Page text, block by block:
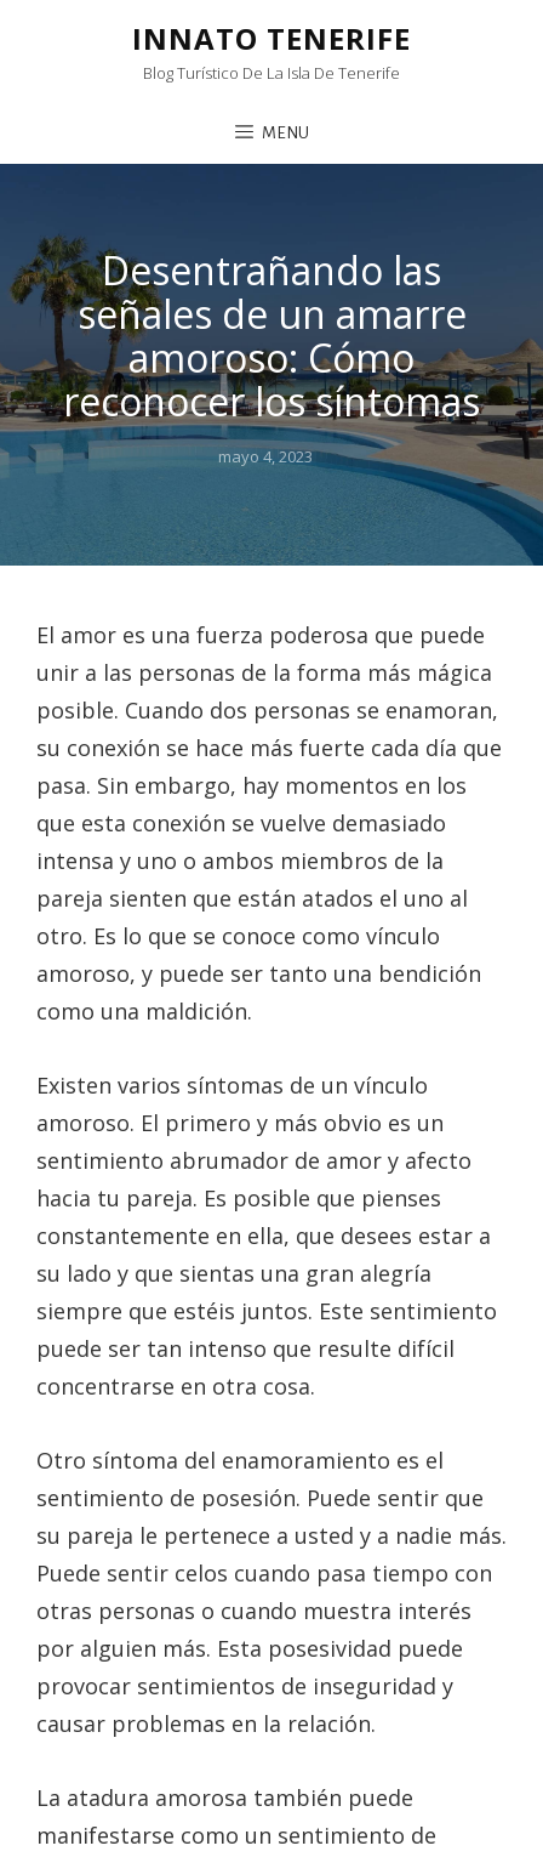
INNATO TENERIFE
Blog Turístico De La Isla De Tenerife
MENU
Desentrañando las
señales de un amarre
amoroso: Cómo
reconocer los síntomas
Posted
mayo 4, 2023
El amor es una fuerza poderosa que puede
unir a las personas de la forma más mágica
posible. Cuando dos personas se enamoran,
su conexión se hace más fuerte cada día que
pasa. Sin embargo, hay momentos en los
que esta conexión se vuelve demasiado
intensa y uno o ambos miembros de la
pareja sienten que están atados el uno al
otro. Es lo que se conoce como vínculo
amoroso, y puede ser tanto una bendición
como una maldición.
Existen varios síntomas de un vínculo
amoroso. El primero y más obvio es un
sentimiento abrumador de amor y afecto
hacia tu pareja. Es posible que pienses
constantemente en ella, que desees estar a
su lado y que sientas una gran alegría
siempre que estéis juntos. Este sentimiento
puede ser tan intenso que resulte difícil
concentrarse en otra cosa.
Otro síntoma del enamoramiento es el
sentimiento de posesión. Puede sentir que
su pareja le pertenece a usted y a nadie más.
Puede sentir celos cuando pasa tiempo con
otras personas o cuando muestra interés
por alguien más. Esta posesividad puede
provocar sentimientos de inseguridad y
causar problemas en la relación.
La atadura amorosa también puede
manifestarse como un sentimiento de